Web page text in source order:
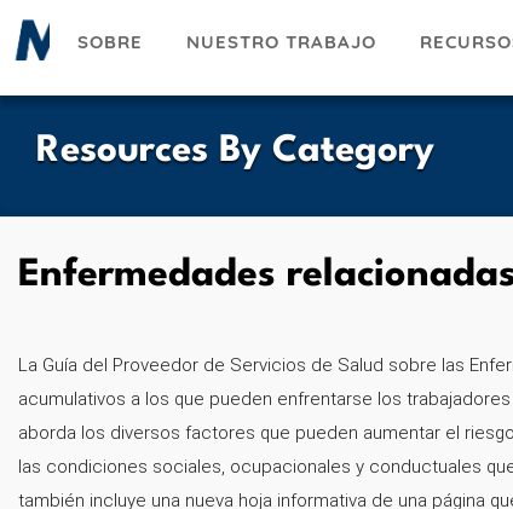
Pasar
SOBRE NUESTRO TRABAJO
Resources By Category
Enfermedades
La Guía del Proveedor de Servicios de Salud sobre las
acumulativos a los que pueden enfrentarse los
aborda los diversos factores que pueden aumentar el
las condiciones sociales, ocupacionales y conductuales
también incluye una nueva hoja informativa de una página